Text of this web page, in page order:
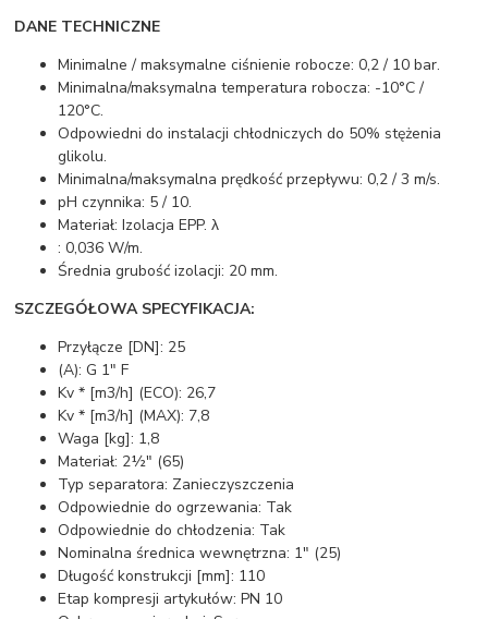
DANE TECHNICZNE
Minimalne / maksymalne ciśnienie robocze: 0,2 / 10 bar.
Minimalna/maksymalna temperatura robocza: -10°C /
120°C.
Odpowiedni do instalacji chłodniczych do 50% stężenia
glikolu.
Minimalna/maksymalna prędkość przepływu: 0,2 / 3 m/s.
pH czynnika: 5 / 10.
Materiał: Izolacja EPP. λ
: 0,036 W/m.
Średnia grubość izolacji: 20 mm.
SZCZEGÓŁOWA SPECYFIKACJA:
Przyłącze [DN]: 25
(A): G 1" F
Kv * [m3/h] (ECO): 26,7
Kv * [m3/h] (MAX): 7,8
Waga [kg]: 1,8
Materiał: 2½" (65)
Typ separatora: Zanieczyszczenia
Odpowiednie do ogrzewania: Tak
Odpowiednie do chłodzenia: Tak
Nominalna średnica wewnętrzna: 1" (25)
Długość konstrukcji [mm]: 110
Etap kompresji artykułów: PN 10